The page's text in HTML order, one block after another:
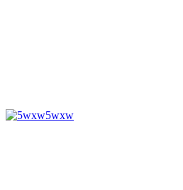
5wxw